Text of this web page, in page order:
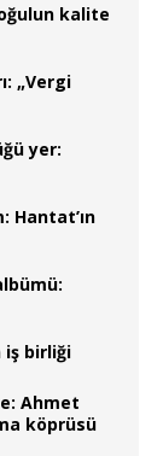
kalite
„Vergi
yer:
Hantat’ın
iş birliği
Ahmet
köprüsü